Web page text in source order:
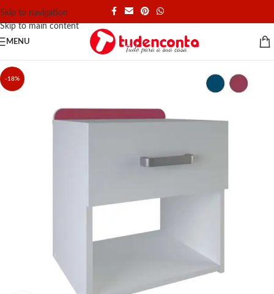
Skip to navigation
Skip to main content
MENU
-18%